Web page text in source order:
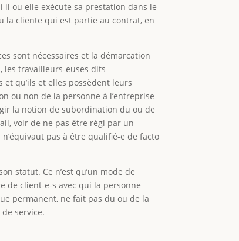
il ou elle exécute sa prestation dans le
la cliente qui est partie au contrat, en
sont nécessaires et la démarcation
les travailleurs-euses dits
qu’ils et elles possèdent leurs
ou non de la personne à l’entreprise
la notion de subordination du ou de
voir de ne pas être régi par un
pas à être qualifié-e de facto
statut. Ce n’est qu’un mode de
de client-e-s avec qui la personne
permanent, ne fait pas du ou de la
service.